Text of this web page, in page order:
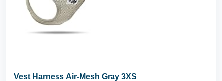
Vest Harness Air-Mesh Gray 3XS